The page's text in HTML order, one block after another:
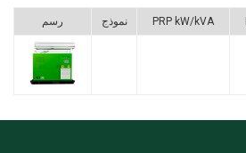
رسم نموذج PRP kW/kVA